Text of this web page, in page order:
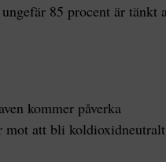
85 procent är tänkt
kommer påverka
mot att bli koldioxidneutralt